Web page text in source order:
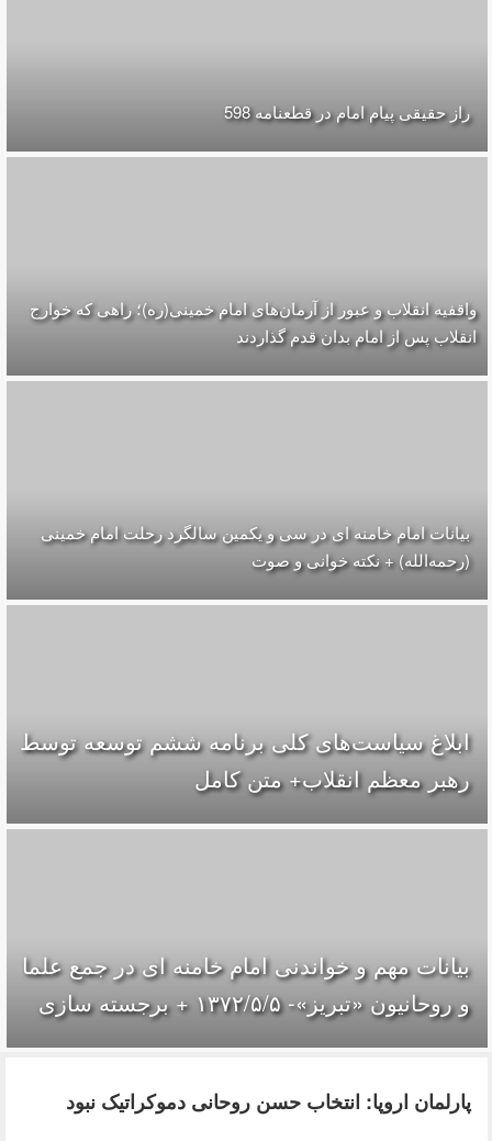
راز حقیقی پیام امام در قطعنامه 598
واقفیه‌ انقلاب و عبور از آرمان‌های امام خمینی(ره)؛ راهی که خوارج
انقلاب پس از امام بدان قدم گذاردند
بیانات امام خامنه ای در سی و یکمین سالگرد رحلت امام خمینی
(رحمه‌الله) + نکته خوانی و صوت
ابلاغ سیاست‌های کلی برنامه ششم توسعه توسط
رهبر معظم انقلاب+ متن کامل
بیانات مهم و خواندنی امام خامنه ای در جمع علما
و روحانیون «تبریز»- ۱۳۷۲/۵/۵ + برجسته سازی
پارلمان اروپا: انتخاب حسن روحانی دموکراتیک نبود